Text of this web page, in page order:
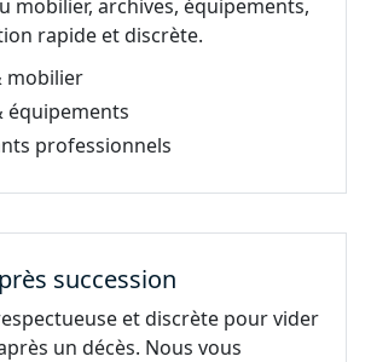
mobilier, archives, équipements,
rapide et discrète.
mobilier
équipements
professionnels
succession
et discrète pour vider
un décès. Nous vous